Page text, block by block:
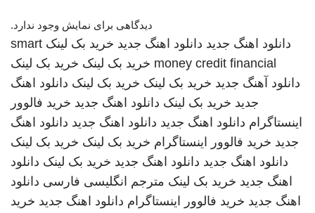
دیدگاهی برای نمایش وجود ندارد.
دانلود اهنگ جدید دانلود اهنگ جدید خرید بک لینک smart
money credit financial خرید بک لینک خرید بک لینک
دانلود آهنگ جدید خرید بک لینک خرید بک لینک دانلود اهنگ
جدید خرید بک لینک دانلود اهنگ جدید خرید فالوور
اینستاگرام دانلود اهنگ جدید دانلود اهنگ جدید دانلود اهنگ
جدید خرید فالوور اینستاگرام خرید بک لینک خرید بک لینک
دانلود اهنگ جدید دانلود اهنگ جدید خرید بک لینک دانلود
اهنگ جدید خرید بک لینک مترجم انگلیسی فارسی دانلود
اهنگ جدید خرید فالوور اینستاگرام دانلود اهنگ جدید خرید